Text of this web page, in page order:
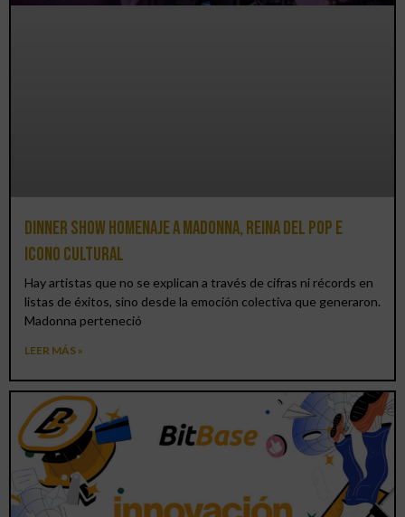
Dinner Show homenaje a Madonna, reina del pop e
icono cultural
Hay artistas que no se explican a través de cifras ni récords en
listas de éxitos, sino desde la emoción colectiva que generaron.
Madonna perteneció
LEER MÁS »